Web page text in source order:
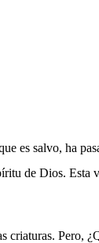
es salvo, ha
de Dios. Esta
criaturas. Pero,